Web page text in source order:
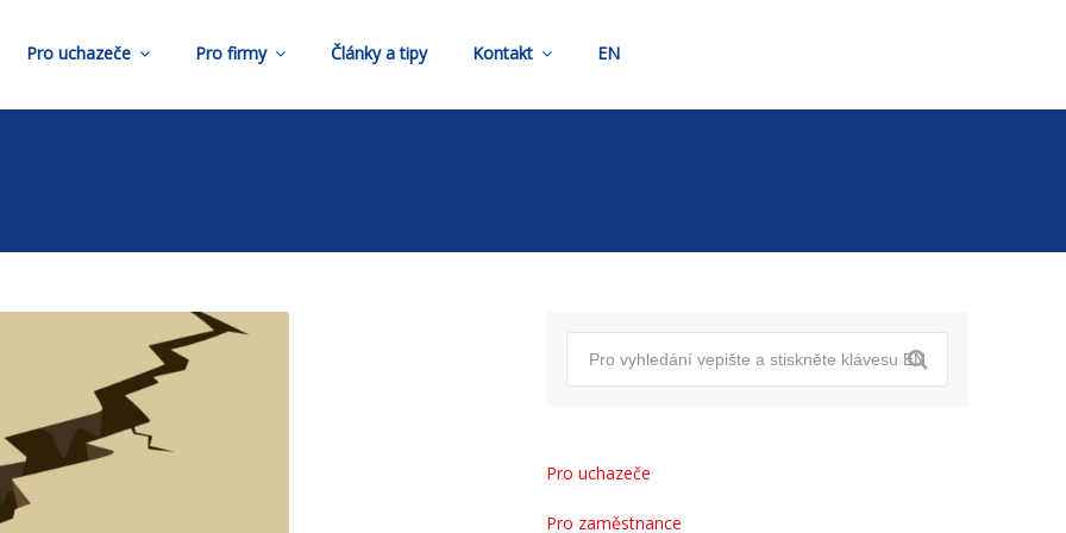
Pro uchazeče Pro firmy Články a tipy Kontakt EN
Pro uchazeče
Pro zaměstnance